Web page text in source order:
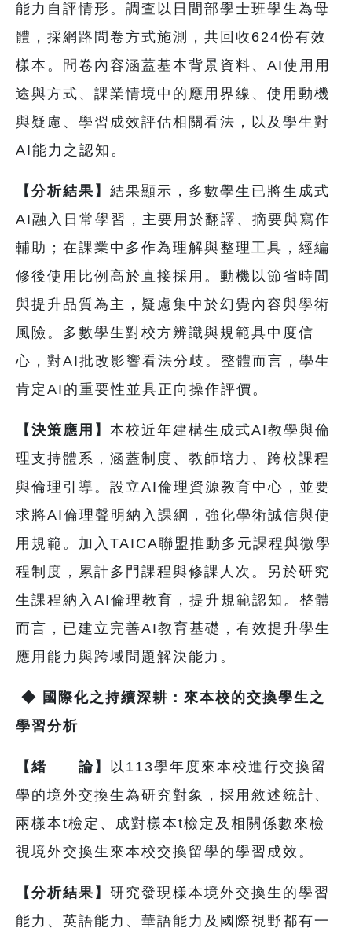
能力自評情形。調查以日間部學士班學生為母
體，採網路問卷方式施測，共回收624份有效
樣本。問卷內容涵蓋基本背景資料、AI使用用
途與方式、課業情境中的應用界線、使用動機
與疑慮、學習成效評估相關看法，以及學生對
AI能力之認知。
【分析結果】 結果顯示，多數學生已將生成式
AI融入日常學習，主要用於翻譯、摘要與寫作
輔助；在課業中多作為理解與整理工具，經編
修後使用比例高於直接採用。動機以節省時間
與提升品質為主，疑慮集中於幻覺內容與學術
風險。多數學生對校方辨識與規範具中度信
心，對AI批改影響看法分歧。整體而言，學生
肯定AI的重要性並具正向操作評價。
【決策應用】 本校近年建構生成式AI教學與倫
理支持體系，涵蓋制度、教師培力、跨校課程
與倫理引導。設立AI倫理資源教育中心，並要
求將AI倫理聲明納入課綱，強化學術誠信與使
用規範。加入TAICA聯盟推動多元課程與微學
程制度，累計多門課程與修課人次。另於研究
生課程納入AI倫理教育，提升規範認知。整體
而言，已建立完善AI教育基礎，有效提升學生
應用能力與跨域問題解決能力。
◆ 國際化之持續深耕：來本校的交換學生之
學習分析
【緒 論】 以113學年度來本校進行交換留
學的境外交換生為研究對象，採用敘述統計、
兩樣本t檢定、成對樣本t檢定及相關係數來檢
視境外交換生來本校交換留學的學習成效。
【分析結果】 研究發現樣本境外交換生的學習
能力、英語能力、華語能力及國際視野都有一